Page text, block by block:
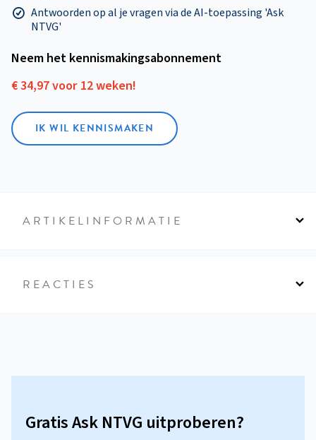
Antwoorden op al je vragen via de AI-toepassing 'Ask
NTVG'
Neem het kennismakings­abonnement
€ 34,97 voor 12 weken!
IK WIL KENNISMAKEN
ARTIKELINFORMATIE
REACTIES
Gratis Ask NTVG uitproberen?